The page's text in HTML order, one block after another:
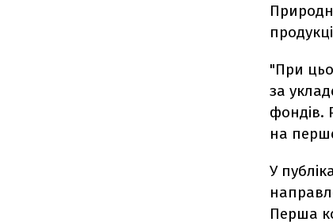
"При
за
фондів.
на
У
Перша